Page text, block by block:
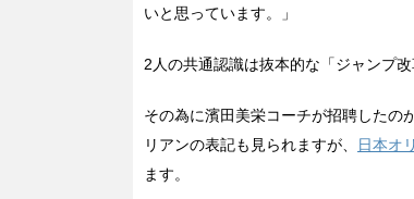
いと思っています。」
2人の共通認識は抜本的な「ジャンプ
その為に濱田美栄コーチが招聘した
リアンの表記も見られますが、
日本オ
ます。